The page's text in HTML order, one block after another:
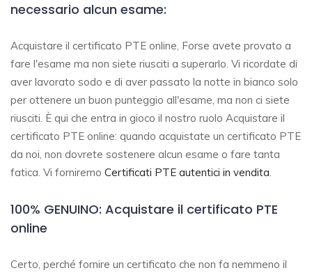
necessario alcun esame:
Acquistare il certificato PTE online, Forse avete provato a
fare l'esame ma non siete riusciti a superarlo. Vi ricordate di
aver lavorato sodo e di aver passato la notte in bianco solo
per ottenere un buon punteggio all'esame, ma non ci siete
riusciti. È qui che entra in gioco il nostro ruolo Acquistare il
certificato PTE online: quando acquistate un certificato PTE
da noi, non dovrete sostenere alcun esame o fare tanta
fatica. Vi forniremo Certificati PTE autentici in vendita.
100% GENUINO: Acquistare il certificato PTE
online
Certo, perché fornire un certificato che non fa nemmeno il